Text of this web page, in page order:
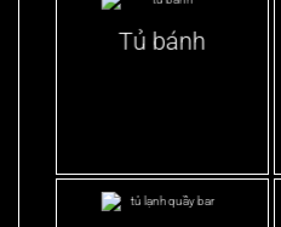
Tủ bánh